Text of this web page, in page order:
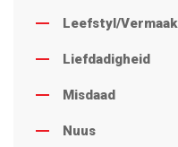
Leefstyl/Vermaak
Liefdadigheid
Misdaad
Nuus